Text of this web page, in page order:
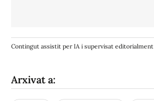
Contingut assistit per IA i supervisat editorialment
Arxivat a: